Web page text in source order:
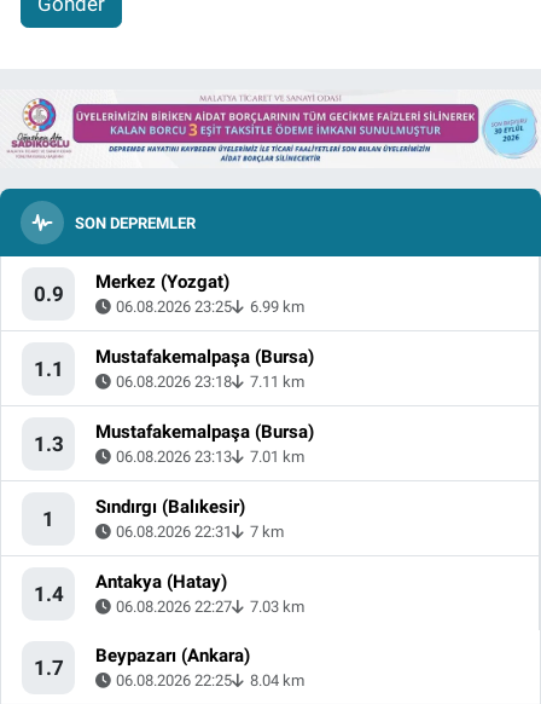
SON DEPREMLER
0.9 Merkez (Yozgat)
06.08.2026 23:25 6.99 km
1.1 Mustafakemalpaşa (Bursa)
06.08.2026 23:18 7.11 km
1.3 Mustafakemalpaşa (Bursa)
06.08.2026 23:13 7.01 km
1 Sındırgı (Balıkesir)
06.08.2026 22:31 7 km
1.4 Antakya (Hatay)
06.08.2026 22:27 7.03 km
1.7 Beypazarı (Ankara)
06.08.2026 22:25 8.04 km